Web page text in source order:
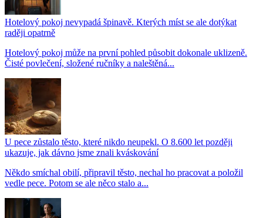
Hotelový pokoj nevypadá špinavě. Kterých míst se ale dotýkat
raději opatrně
Hotelový pokoj může na první pohled působit dokonale uklizeně.
Čisté povlečení, složené ručníky a naleštěná...
U pece zůstalo těsto, které nikdo neupekl. O 8.600 let později
ukazuje, jak dávno jsme znali kváskování
Někdo smíchal obilí, připravil těsto, nechal ho pracovat a položil
vedle pece. Potom se ale něco stalo a...